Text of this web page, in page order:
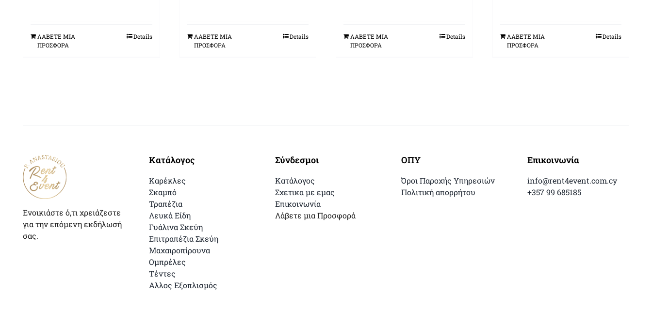
ΛΑΒΕΤΕ ΜΙΑ
ΠΡΟΣΦΟΡΑ
Details
ΛΑΒΕΤΕ ΜΙΑ
ΠΡΟΣΦΟΡΑ
Details
ΛΑΒΕΤΕ ΜΙΑ
ΠΡΟΣΦΟΡΑ
Details
ΛΑΒΕΤΕ ΜΙΑ
ΠΡΟΣΦΟΡΑ
Details
Ενοικιάστε ό,τι χρειάζεστε
για την επόμενη εκδήλωσή
σας.
Κατάλογος
Καρέκλες
Σκαμπό
Τραπέζια
Λευκά Είδη
Γυάλινα Σκεύη
Επιτραπέζια Σκεύη
Μαχαιροπίρουνα
Ομπρέλες
Τέντες
Αλλος Εξοπλισμός
Σύνδεσμοι
Κατάλογος
Σχετικα με εμας
Επικοινωνία
Λάβετε μια Προσφορά
ΟΠΥ
Όροι Παροχής Υπηρεσιών
Πολιτική απορρήτου
Επικοινωνία
info@rent4event.com.cy
+357 99 685185